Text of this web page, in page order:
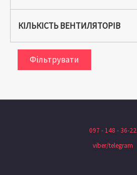
КІЛЬКІСТЬ ВЕНТИЛЯТОРІВ
Фільтрувати
097 - 148 - 36-22
viber/telegram